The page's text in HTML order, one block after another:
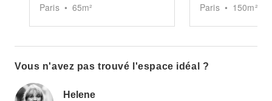
Paris • 65m² Paris • 150m²
Vous n'avez pas trouvé l'espace idéal ?
Helene